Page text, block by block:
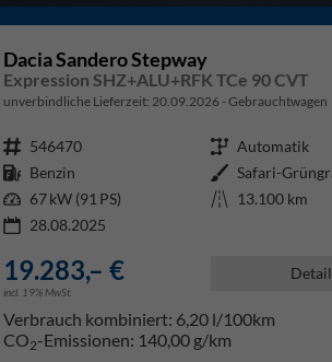
Dacia Sandero Stepway
Expression SHZ+ALU+RFK TCe 90 CVT
unverbindliche Lieferzeit: 20.09.2026 Gebrauchtwagen
Fahrzeugnr. 546470 Getriebe Automatik
Kraftstoff Benzin Außenfarbe Safari-
Leistung 67 kW (91 PS) Kilometerstand 13.100 km
28.08.2025
19.283,– €
incl. 19% MwSt.
Verbrauch kombiniert: 6,20 l/100km
CO2-Emissionen: 140,00 g/km